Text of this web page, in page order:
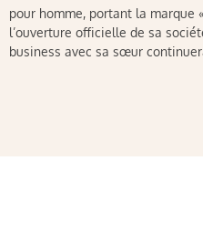
pour homme, portant la marque
l’ouverture officielle de sa
business avec sa sœur